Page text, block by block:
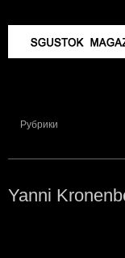
Рубрики
Yanni